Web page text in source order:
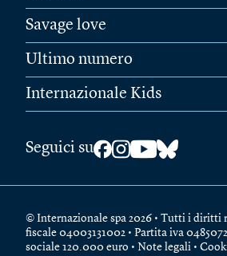
Savage love
Ultimo numero
Internazionale Kids
Seguici su
© Internazionale spa 2026 • Tutti i diritti
fiscale 04003131002 • Partita iva
sociale 120.000 euro • Note legali •